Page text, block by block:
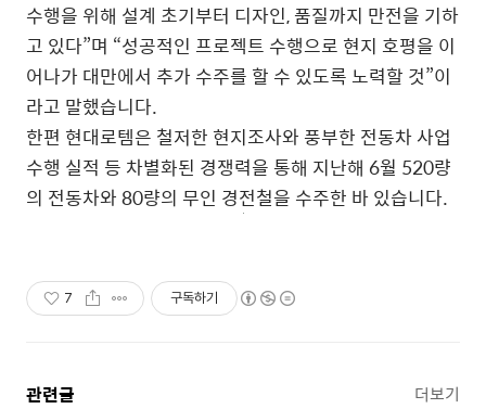
수행을 위해 설계 초기부터 디자인, 품질까지 만전을 기하
고 있다”며 “성공적인 프로젝트 수행으로 현지 호평을 이
어나가 대만에서 추가 수주를 할 수 있도록 노력할 것”이
라고 말했습니다.
한편 현대로템은 철저한 현지조사와 풍부한 전동차 사업
수행 실적 등 차별화된 경쟁력을 통해 지난해 6월 520량
의 전동차와 80량의 무인 경전철을 수주한 바 있습니다.
7 구독하기
관련글 더보기